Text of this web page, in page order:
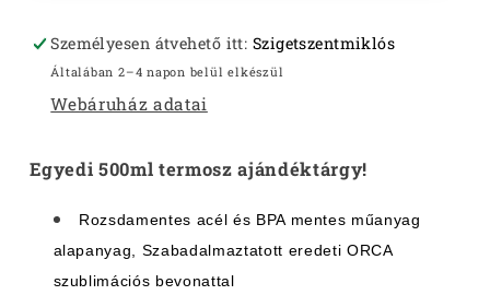
Személyesen átvehető itt: Szigetszentmiklós
Általában 2–4 napon belül elkészül
Webáruház adatai
Egyedi 500ml termosz ajándéktárgy!
Rozsdamentes acél és BPA mentes műanyag
alapanyag, Szabadalmaztatott eredeti ORCA
szublimációs bevonattal